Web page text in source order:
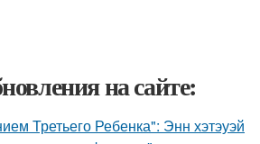
на сайте:
Третьего Ребенка": Энн хэтэуэй